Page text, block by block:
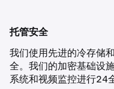
托管安全
我们使用先进的冷存储
全。我们的加密基础设
系统和视频监控进行24